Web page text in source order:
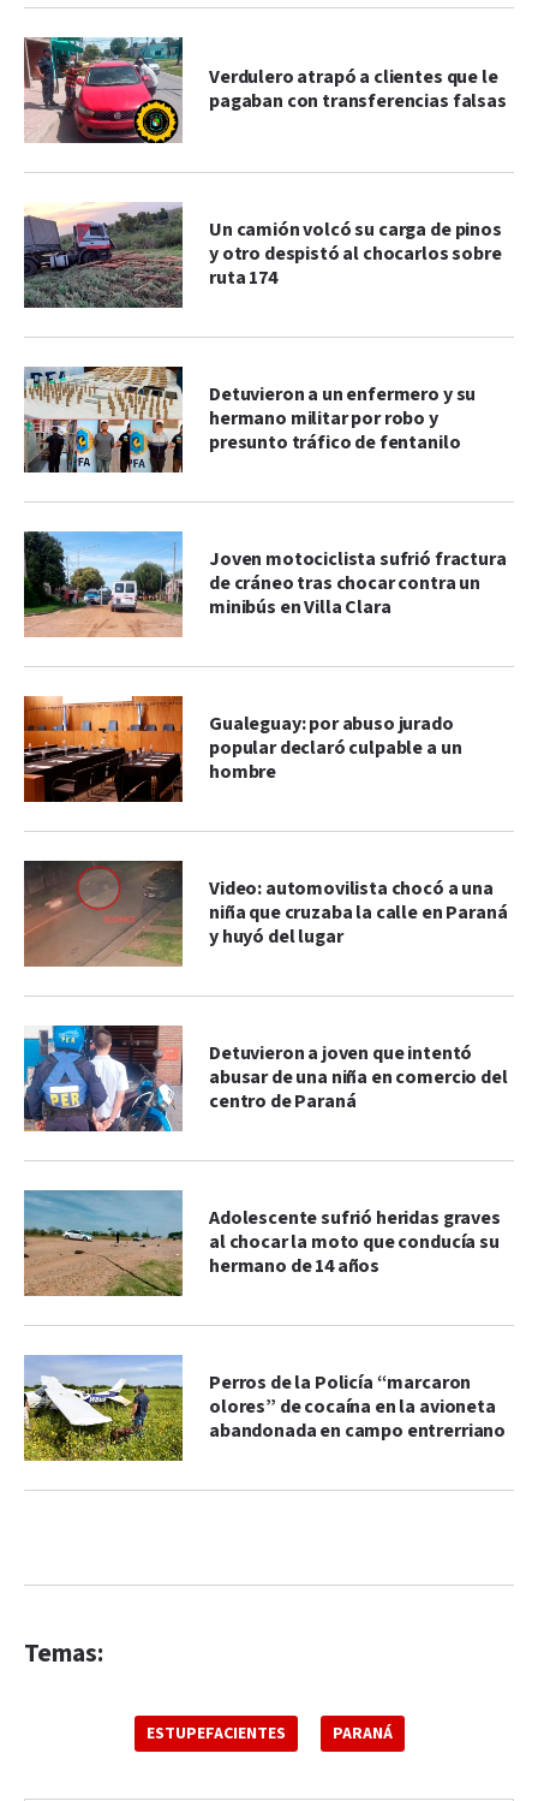
Verdulero atrapó a clientes que le
pagaban con transferencias falsas
Un camión volcó su carga de pinos
y otro despistó al chocarlos sobre
ruta 174
Detuvieron a un enfermero y su
hermano militar por robo y
presunto tráfico de fentanilo
Joven motociclista sufrió fractura
de cráneo tras chocar contra un
minibús en Villa Clara
Gualeguay: por abuso jurado
popular declaró culpable a un
hombre
Video: automovilista chocó a una
niña que cruzaba la calle en Paraná
y huyó del lugar
Detuvieron a joven que intentó
abusar de una niña en comercio del
centro de Paraná
Adolescente sufrió heridas graves
al chocar la moto que conducía su
hermano de 14 años
Perros de la Policía “marcaron
olores” de cocaína en la avioneta
abandonada en campo entrerriano
Temas:
ESTUPEFACIENTES PARANÁ